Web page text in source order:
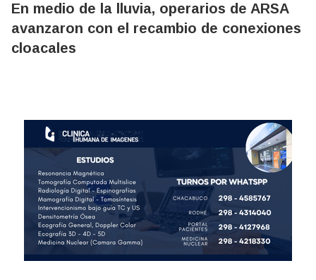
En medio de la lluvia, operarios de ARSA
avanzaron con el recambio de conexiones
cloacales